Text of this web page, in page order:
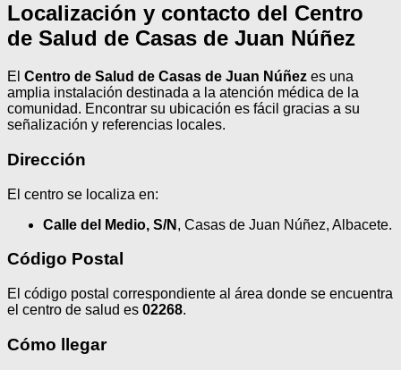
Localización y contacto del Centro
de Salud de Casas de Juan Núñez
El Centro de Salud de Casas de Juan Núñez es una
amplia instalación destinada a la atención médica de la
comunidad. Encontrar su ubicación es fácil gracias a su
señalización y referencias locales.
Dirección
El centro se localiza en:
Calle del Medio, S/N , Casas de Juan Núñez, Albacete.
Código Postal
El código postal correspondiente al área donde se encuentra
el centro de salud es 02268.
Cómo llegar